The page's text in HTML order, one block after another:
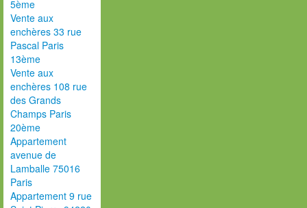
5ème
Vente aux
enchères 33 rue
Pascal Paris
13ème
Vente aux
enchères 108 rue
des Grands
Champs Paris
20ème
Appartement
avenue de
Lamballe 75016
Paris
Appartement 9 rue